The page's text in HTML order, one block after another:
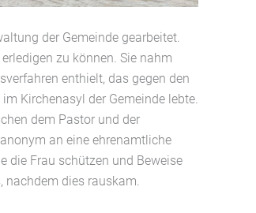
der Gemeinde gearbeitet.
zu können. Sie nahm
enthielt, das gegen den
Kirchenasyl der Gemeinde lebte.
dem Pastor und der
an eine ehrenamtliche
die Frau schützen und Beweise
nachdem dies rauskam.